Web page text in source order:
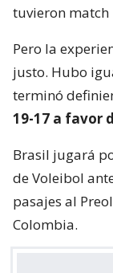
tuvieron match
Pero la
justo. Hubo
terminó
19-17 a favor
Brasil jugará
de Voleibol
pasajes al
Colombia.